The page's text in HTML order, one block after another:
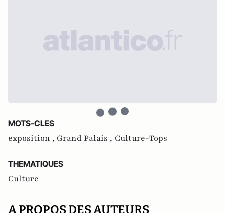
MOTS-CLES
exposition , Grand Palais , Culture-Tops
THEMATIQUES
Culture
A PROPOS DES AUTEURS